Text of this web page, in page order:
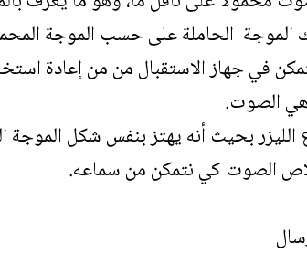
الموجة الحاملة على حسب الموجة
في جهاز الاستقبال من من إعادة
الصوت.
الليزر بحيث أنه يهتز بنفس شكل
الصوت كي نتمكن من سماعه.